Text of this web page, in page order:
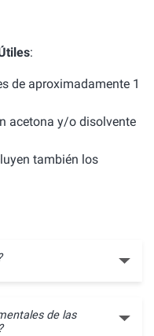
:
de aproximadamente 1
acetona y/o disolvente
también los
de las